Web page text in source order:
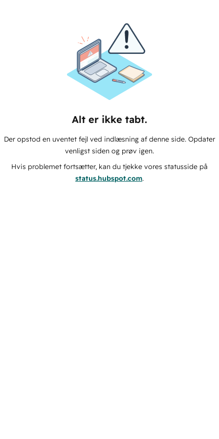
Alt er ikke tabt.
Der opstod en uventet fejl ved indlæsning af denne side. Opdater
venligst siden og prøv igen.
Hvis problemet fortsætter, kan du tjekke vores statusside på
status.hubspot.com.